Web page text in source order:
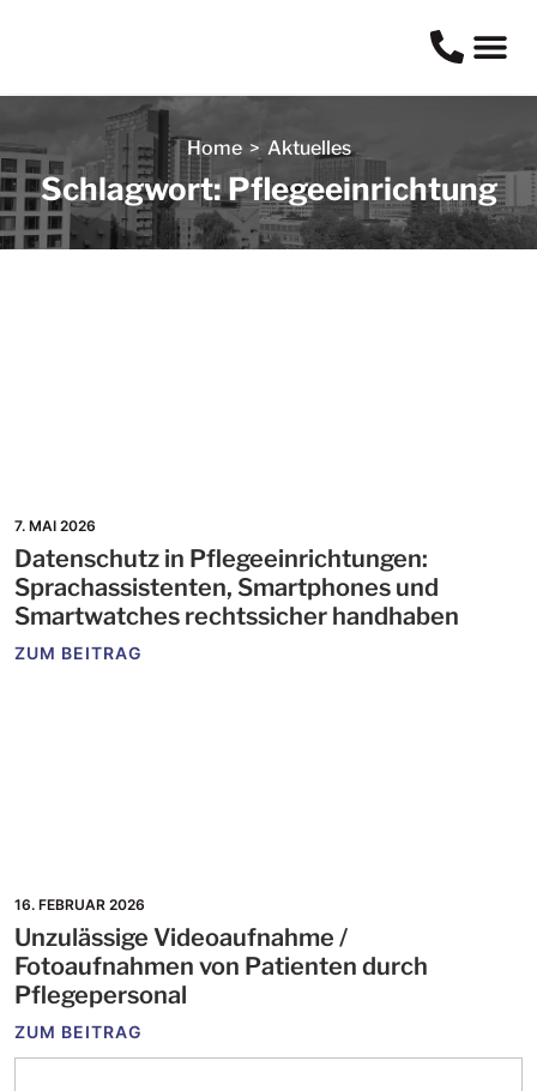
Home> Aktuelles
Schlagwort: Pflegeeinrichtung
7. MAI 2026
Datenschutz in Pflegeeinrichtungen:
Sprachassistenten, Smartphones und
Smartwatches rechtssicher handhaben
ZUM BEITRAG
16. FEBRUAR 2026
Unzulässige Videoaufnahme /
Fotoaufnahmen von Patienten durch
Pflegepersonal
ZUM BEITRAG